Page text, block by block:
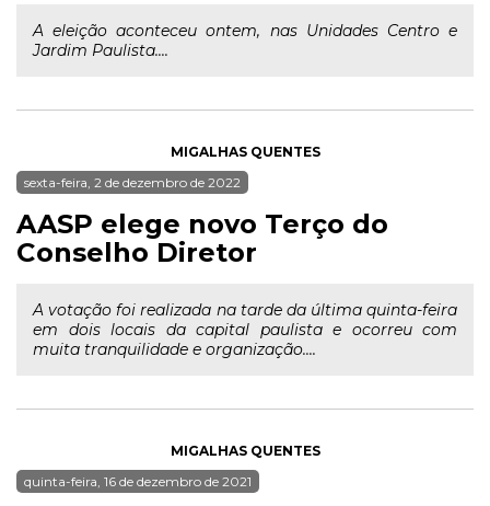
A eleição aconteceu ontem, nas Unidades Centro e
Jardim Paulista....
MIGALHAS QUENTES
sexta-feira, 2 de dezembro de 2022
AASP elege novo Terço do
Conselho Diretor
A votação foi realizada na tarde da última quinta-feira
em dois locais da capital paulista e ocorreu com
muita tranquilidade e organização....
MIGALHAS QUENTES
quinta-feira, 16 de dezembro de 2021